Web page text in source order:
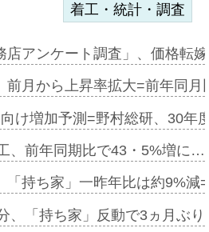
着工・統計・調査
店アンケート調査」、価格転
前月から上昇率拡大=前年同
け増加予測=野村総研、30年
、前年同期比で43・5%増に…
「持ち家」一昨年比は約9%
、「持ち家」反動で3ヵ月ぶ